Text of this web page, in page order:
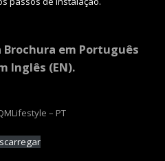
Brochura em Português
Inglês (EN).
– PT